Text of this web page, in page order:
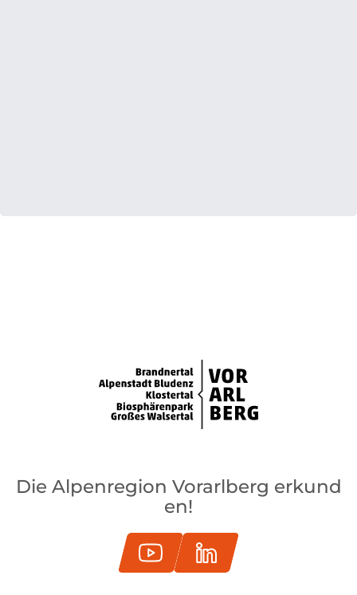
Die Alpenregion Vorarlberg erkund
en!